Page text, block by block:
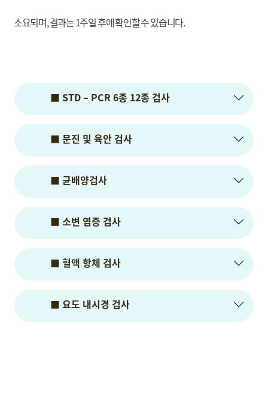
소요되며, 결과는 1주일 후에 확인할 수 있습니다.
■ STD – PCR 6종 12종 검사
■ 문진 및 육안 검사
■ 균배양검사
■ 소변 염증 검사
■ 혈액 항체 검사
■ 요도 내시경 검사